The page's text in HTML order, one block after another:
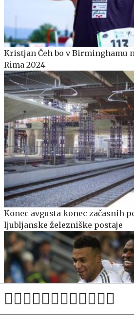
Kristjan Čeh bo v Birminghamu
Rima 2024
Konec avgusta konec začasnih
ljubljanske železniške postaje